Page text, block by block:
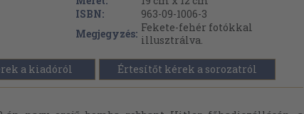
ISBN:
963-09-1006-3
Megjegyzés: Fekete-fehér fotókkal
illusztrálva.
a kiadóról Értesítőt kérek a sorozatról